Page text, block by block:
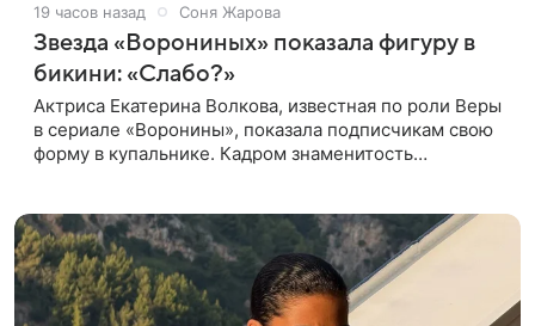
19 часов назад Соня Жарова
Звезда «Ворониных» показала фигуру в
бикини: «Слабо?»
Актриса Екатерина Волкова, известная по роли Веры
в сериале «Воронины», показала подписчикам свою
форму в купальнике. Кадром знаменитость